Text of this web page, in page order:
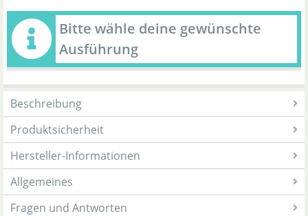
Bitte wähle deine gewünschte
Ausführung
Beschreibung
Produktsicherheit
Hersteller-Informationen
Allgemeines
Fragen und Antworten